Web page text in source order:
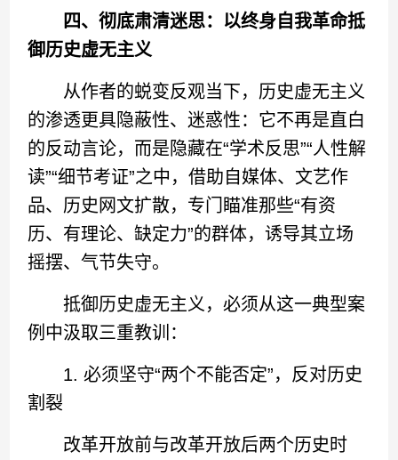
四、彻底肃清迷思：以终身自我革命抵
御历史虚无主义
从作者的蜕变反观当下，历史虚无主义
的渗透更具隐蔽性、迷惑性：它不再是直白
的反动言论，而是隐藏在“学术反思”“人性解
读”“细节考证”之中，借助自媒体、文艺作
品、历史网文扩散，专门瞄准那些“有资
历、有理论、缺定力”的群体，诱导其立场
摇摆、气节失守。
抵御历史虚无主义，必须从这一典型案
例中汲取三重教训：
1. 必须坚守“两个不能否定”，反对历史
割裂
改革开放前与改革开放后两个历史时